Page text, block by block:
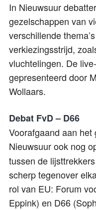
In Nieuwsuur
gezelschappen van
verschillende
verkiezingsstrijd,
vluchtelingen. De
gepresenteerd door
Wollaars.
Debat FvD – D66
Voorafgaand aan
Nieuwsuur ook nog
tussen de
scherp tegenover
rol van EU: Forum
Eppink) en D66